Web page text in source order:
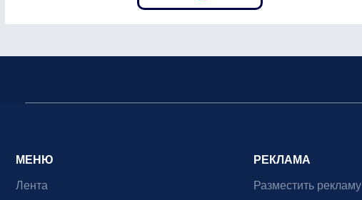
МЕНЮ
Лента
РЕКЛАМА
Разместить рекламу